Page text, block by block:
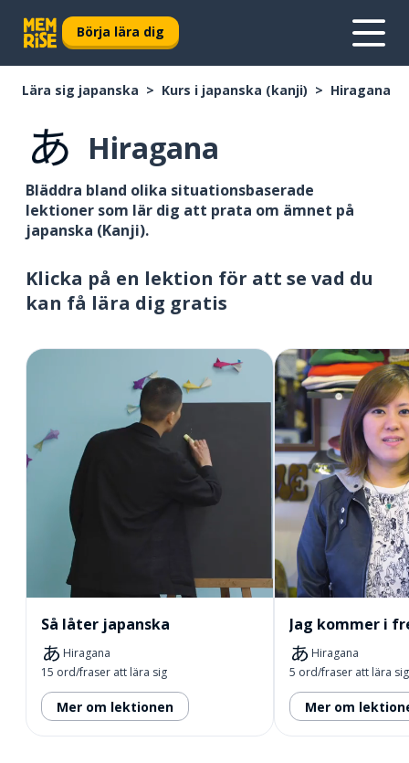
Börja lära dig
Lära sig japanska Kurs i japanska (kanji) Hiragana
Hiragana
Bläddra bland olika situationsbaserade
lektioner som lär dig att prata om ämnet på
japanska (Kanji).
Klicka på en lektion för att se vad du
kan få lära dig gratis
Så låter japanska
Hiragana
15 ord/fraser att lära sig
Mer om lektionen
Hiragana
5 ord/fraser att lära sig
Mer om